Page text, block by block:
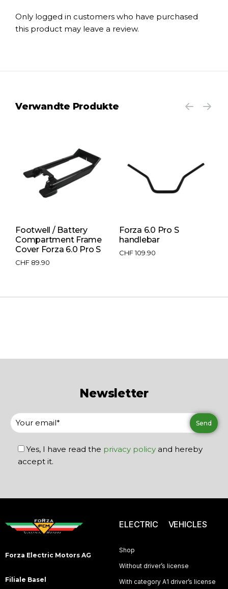
Only logged in customers who have purchased
this product may leave a review.
Verwandte Produkte
Footwell / Battery
Compartment Frame
Cover Forza 6.0 Pro S
CHF 89.90
Forza 6.0 Pro S
handlebar
CHF109.90
Newsletter
Yes, I have read the privacy policy and hereby
accept it.
Forza Electric Motors AG
Filiale Basel
ELECTRIC VEHICLES
Shop
Without driver’s license
With category A1 driver’s license